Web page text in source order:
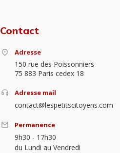
Contact
Adresse
150 rue des Poissonniers
75 883 Paris cedex 18
Adresse mail
contact@lespetitscitoyens.com
Permanence
9h30 - 17h30
du Lundi au Vendredi